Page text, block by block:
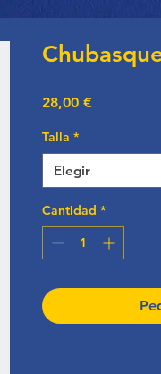
28,00 €
Talla *
Elegir
Cantidad *